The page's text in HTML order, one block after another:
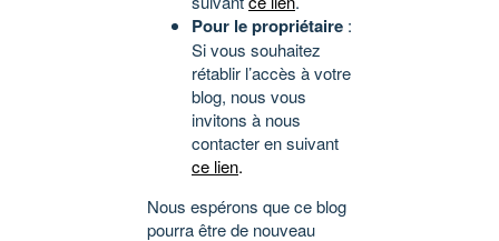
Pour le propriétaire :
Si vous souhaitez
rétablir l’accès à votre
blog, nous vous
invitons à nous
contacter en suivant
ce lien.
Nous espérons que ce blog
pourra être de nouveau